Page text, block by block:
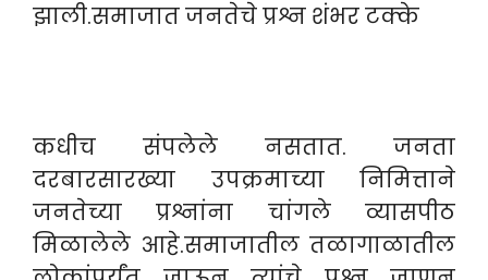
झाली.समाजात जनतेचे प्रश्न शंभर टक्के
कधीच संपलेले नसतात. जनता
दरबारसारख्या उपक्रमाच्या निमित्ताने
जनतेच्या प्रश्नांना चांगले व्यासपीठ
मिळालेले आहे.समाजातील तळागाळातील